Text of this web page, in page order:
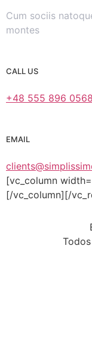
Cum sociis
montes
CALL US
+48 555 896
EMAIL
[vc_column
[/vc_column][/